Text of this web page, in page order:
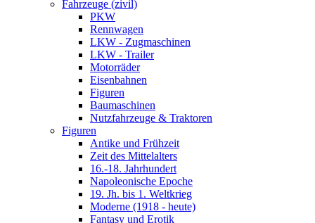
Fahrzeuge (zivil)
PKW
Rennwagen
LKW - Zugmaschinen
LKW - Trailer
Motorräder
Eisenbahnen
Figuren
Baumaschinen
Nutzfahrzeuge & Traktoren
Figuren
Antike und Frühzeit
Zeit des Mittelalters
16.-18. Jahrhundert
Napoleonische Epoche
19. Jh. bis 1. Weltkrieg
Moderne (1918 - heute)
Fantasy und Erotik